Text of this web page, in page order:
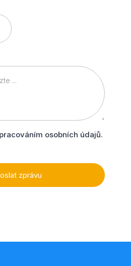
osobních údajů.
zprávu